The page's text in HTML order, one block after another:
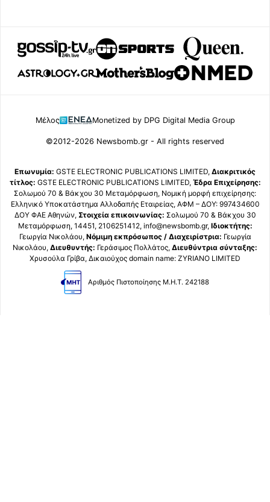
Μέλος Monetized by DPG Digital Media Group
©2012-2026 Newsbomb.gr - All rights reserved
Επωνυμία: GSTE ELECTRONIC PUBLICATIONS LIMITED, Διακριτικός
τίτλος: GSTE ELECTRONIC PUBLICATIONS LIMITED, Έδρα Επιχείρησης:
Σολωμού 70 & Βάκχου 30 Μεταμόρφωση, Νομική μορφή επιχείρησης:
Ελληνικό Υποκατάστημα Αλλοδαπής Εταιρείας, ΑΦΜ – ΔΟΥ: 997434600
ΔΟΥ ΦΑΕ Αθηνών, Στοιχεία επικοινωνίας: Σολωμού 70 & Βάκχου 30
Μεταμόρφωση, 14451, 2106251412, info@newsbomb.gr, Ιδιοκτήτης:
Γεωργία Νικολάου, Νόμιμη εκπρόσωπος / Διαχειρίστρια: Γεωργία
Νικολάου, Διευθυντής: Γεράσιμος Πολλάτος, Διευθύντρια σύνταξης:
Χρυσούλα Γρίβα, Δικαιούχος domain name: ZYRIANO LIMITED
Αριθμός Πιστοποίησης Μ.Η.Τ. 242188